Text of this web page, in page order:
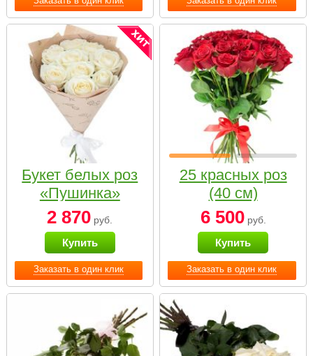
Заказать в один клик
Букет белых роз
«Пушинка»
2 870 руб.
Купить
Заказать в один клик
25 красных роз
(40 см)
6 500руб.
Купить